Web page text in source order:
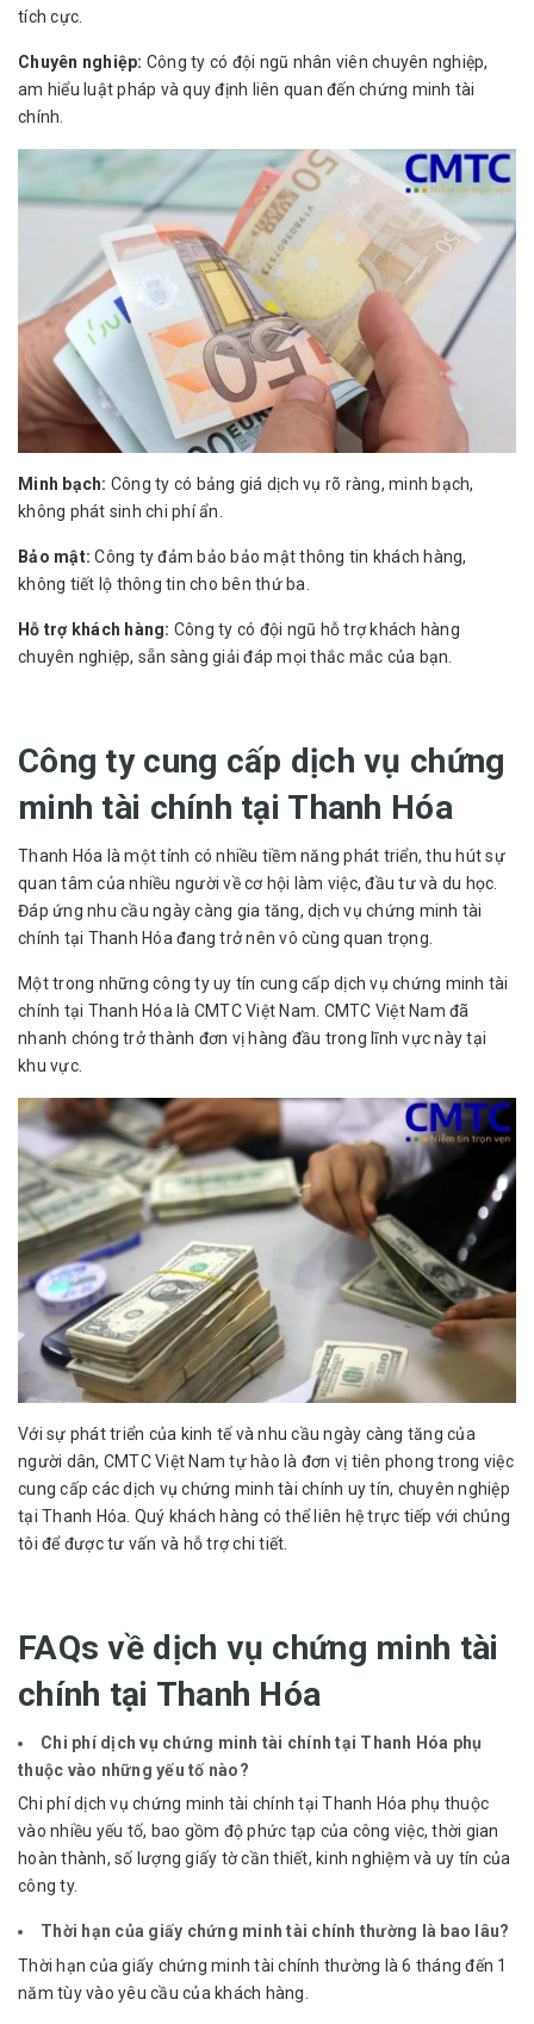
tích cực.
Chuyên nghiệp: Công ty có đội ngũ nhân viên chuyên nghiệp,
am hiểu luật pháp và quy định liên quan đến chứng minh tài
chính.
Minh bạch: Công ty có bảng giá dịch vụ rõ ràng, minh bạch,
không phát sinh chi phí ẩn.
Bảo mật:Công ty đảm bảo bảo mật thông tin khách hàng,
không tiết lộ thông tin cho bên thứ ba.
Hỗ trợ khách hàng: Công ty có đội ngũ hỗ trợ khách hàng
chuyên nghiệp, sẵn sàng giải đáp mọi thắc mắc của bạn.
Công ty cung cấp dịch vụ chứng
minh tài chính tại Thanh Hóa
Thanh Hóa là một tỉnh có nhiều tiềm năng phát triển, thu hút sự
quan tâm của nhiều người về cơ hội làm việc, đầu tư và du học.
Đáp ứng nhu cầu ngày càng gia tăng, dịch vụ chứng minh tài
chính tại Thanh Hóa đang trở nên vô cùng quan trọng.
Một trong những công ty uy tín cung cấp dịch vụ chứng minh tài
chính tại Thanh Hóa là CMTC Việt Nam. CMTC Việt Nam đã
nhanh chóng trở thành đơn vị hàng đầu trong lĩnh vực này tại
khu vực.
Với sự phát triển của kinh tế và nhu cầu ngày càng tăng của
người dân, CMTC Việt Nam tự hào là đơn vị tiên phong trong việc
cung cấp các dịch vụ chứng minh tài chính uy tín, chuyên nghiệp
tại Thanh Hóa. Quý khách hàng có thể liên hệ trực tiếp với chúng
tôi để được tư vấn và hỗ trợ chi tiết.
FAQs về dịch vụ chứng minh tài
chính tại Thanh Hóa
Chi phí dịch vụ chứng minh tài chính tại Thanh Hóa phụ
thuộc vào những yếu tố nào?
Chi phí dịch vụ chứng minh tài chính tại Thanh Hóa phụ thuộc
vào nhiều yếu tố, bao gồm độ phức tạp của công việc, thời gian
hoàn thành, số lượng giấy tờ cần thiết, kinh nghiệm và uy tín của
công ty.
Thời hạn của giấy chứng minh tài chính thường là bao lâu?
Thời hạn của giấy chứng minh tài chính thường là 6 tháng đến 1
năm tùy vào yêu cầu của khách hàng.